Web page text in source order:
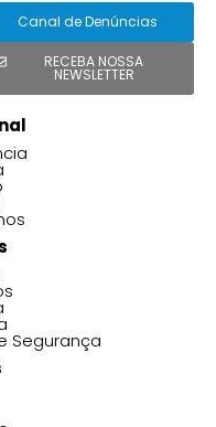
Canal de Denúncias
RECEBA NOSSA
NEWSLETTER
Segurança